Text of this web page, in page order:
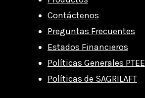
Contáctenos
Preguntas Frecuentes
Estados Financieros
Políticas Generales PTEE
Políticas de SAGRILAFT